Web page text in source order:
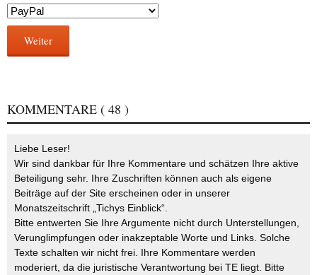
Weiter
KOMMENTARE ( 48 )
Liebe Leser!
Wir sind dankbar für Ihre Kommentare und schätzen Ihre aktive
Beteiligung sehr. Ihre Zuschriften können auch als eigene
Beiträge auf der Site erscheinen oder in unserer
Monatszeitschrift „Tichys Einblick“.
Bitte entwerten Sie Ihre Argumente nicht durch Unterstellungen,
Verunglimpfungen oder inakzeptable Worte und Links. Solche
Texte schalten wir nicht frei. Ihre Kommentare werden
moderiert, da die juristische Verantwortung bei TE liegt. Bitte